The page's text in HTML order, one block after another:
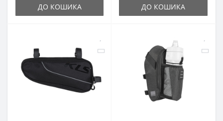
ДО КОШИКА ДО КОШИКА